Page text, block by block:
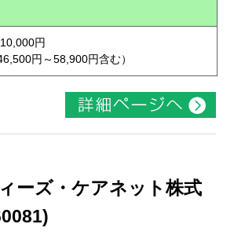
円
円～58,900円含む）
ーズ・ケアネット株式